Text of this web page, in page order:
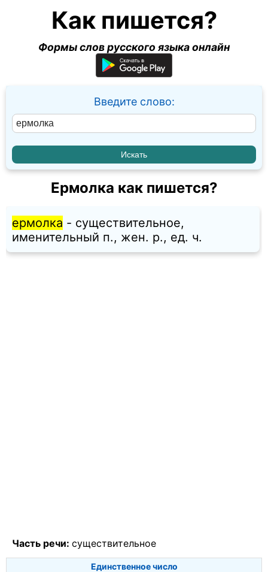
Как пишется?
Формы слов русского языка онлайн
Введите слово:
Ермолка как пишется?
ермолка - существительное,
именительный п., жен. p., ед. ч.
Часть речи: существительное
Единственное число